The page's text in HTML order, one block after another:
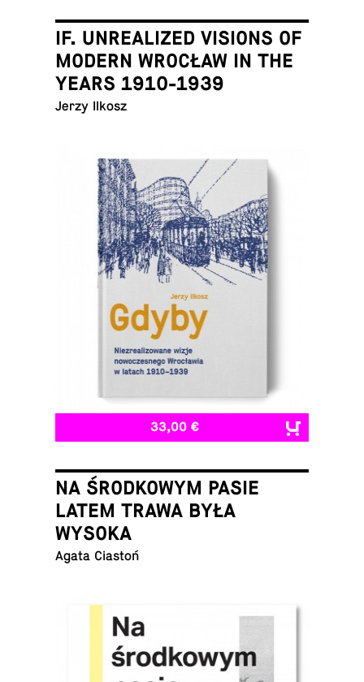
IF. UNREALIZED VISIONS OF
MODERN WROCŁAW IN THE
YEARS 1910-1939
Jerzy Ilkosz
33,00 €
NA ŚRODKOWYM PASIE
LATEM TRAWA BYŁA
WYSOKA
Agata Ciastoń